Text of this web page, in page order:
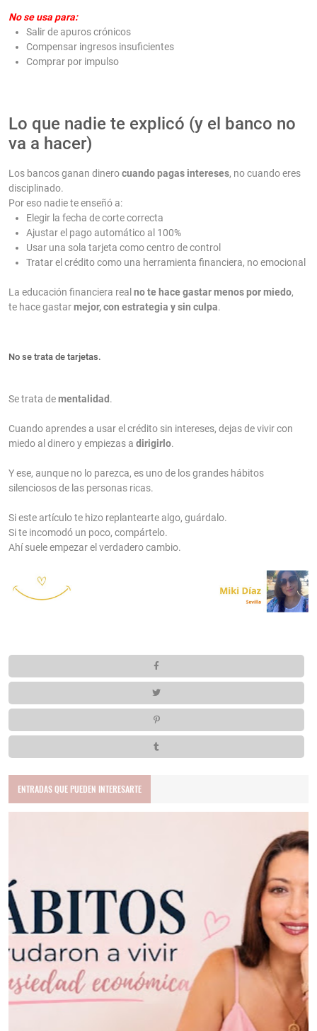
No se usa para:
Salir de apuros crónicos
Compensar ingresos insuficientes
Comprar por impulso
Lo que nadie te explicó (y el banco no
va a hacer)
Los bancos ganan dinerocuando pagas intereses, no cuando eres
disciplinado.
Por eso nadie te enseñó a:
Elegir la fecha de corte correcta
Ajustar el pago automático al 100%
Usar una sola tarjeta como centro de control
Tratar el crédito como una herramienta financiera, no emocional
La educación financiera real no te hace gastar menos por miedo,
te hace gastarmejor, con estrategia y sin culpa.
No se trata de tarjetas.
Se trata dementalidad.
Cuando aprendes a usar el crédito sin intereses, dejas de vivir con
miedo al dinero y empiezas a dirigirlo.
Y ese, aunque no lo parezca, es uno de los grandes hábitos
silenciosos de las personas ricas.
Si este artículo te hizo replantearte algo, guárdalo.
Si te incomodó un poco, compártelo.
Ahí suele empezar el verdadero cambio.
ENTRADAS QUE PUEDEN INTERESARTE